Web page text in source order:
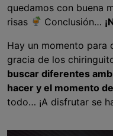
quedamos con buena
risas
Conclusión…
Hay un momento para
gracia de los
buscar diferentes
hacer y el momento
todo… ¡A disfrutar se